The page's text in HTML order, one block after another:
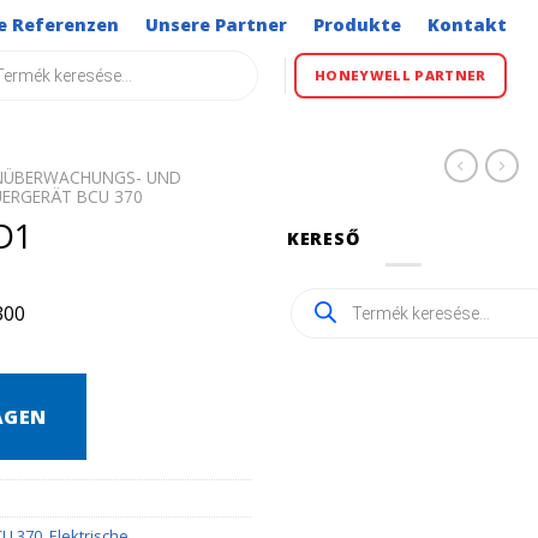
Referenzen Unsere Partner Produkte Kontakt
HONEYWELL PARTNER
UND
BCU 370
KERESŐ
Products
search